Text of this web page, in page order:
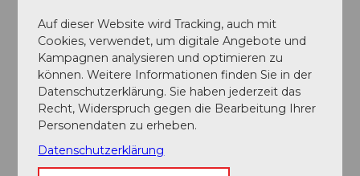
runterfahren.
Autor:in
Ferienregion Andermatt
Auf dieser Website wird Tracking, auch mit
Cookies, verwendet, um digitale Angebote und
Kampagnen analysieren und optimieren zu
können. Weitere Informationen finden Sie in der
Datenschutzerklärung. Sie haben jederzeit das
Recht, Widerspruch gegen die Bearbeitung Ihrer
Personendaten zu erheben.
Datenschutzerklärung